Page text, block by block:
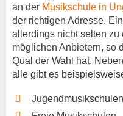
an der Musikschule in
der richtigen Adresse.
allerdings nicht selten zu
möglichen Anbietern, so
Qual der Wahl hat.
alle gibt es
Jugendmusikschulen